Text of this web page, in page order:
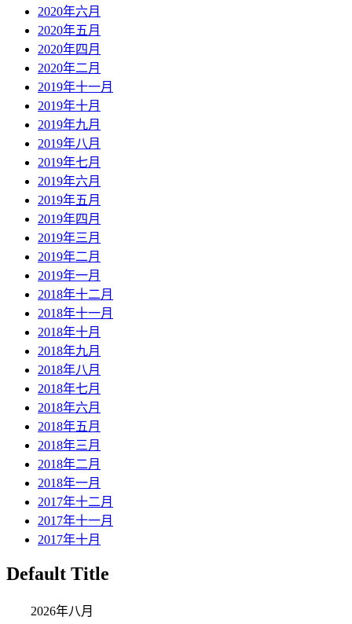
2020年六月
2020年五月
2020年四月
2020年二月
2019年十一月
2019年十月
2019年九月
2019年八月
2019年七月
2019年六月
2019年五月
2019年四月
2019年三月
2019年二月
2019年一月
2018年十二月
2018年十一月
2018年十月
2018年九月
2018年八月
2018年七月
2018年六月
2018年五月
2018年三月
2018年二月
2018年一月
2017年十二月
2017年十一月
2017年十月
Default Title
2026年八月